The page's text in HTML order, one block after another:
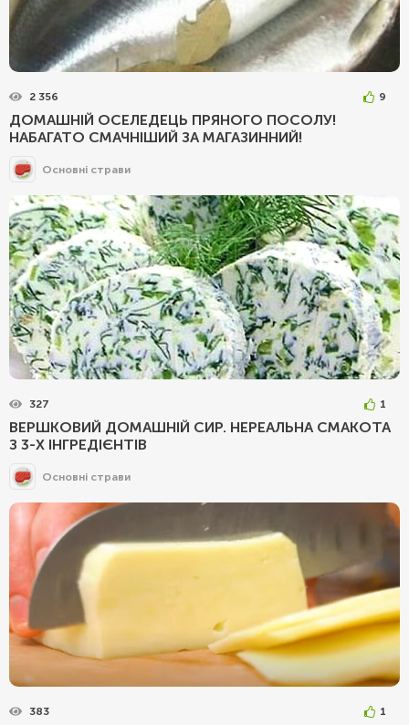
2 356 9
ДОМАШНІЙ ОСЕЛЕДЕЦЬ ПРЯНОГО ПОСОЛУ!
НАБАГАТО СМАЧНІШИЙ ЗА МАГАЗИННИЙ!
Основні страви
327 1
ВЕРШКОВИЙ ДОМАШНІЙ СИР. НЕРЕАЛЬНА СМАКОТА
З 3-Х ІНГРЕДІЄНТІВ
Основні страви
383 1